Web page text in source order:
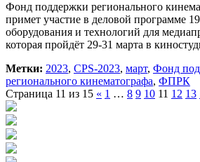
Фонд поддержки регионального
примет участие в деловой программе
оборудования и технологий для
которая пройдёт 29-31 марта в
Метки: 2023, CPS-2023, март, Фонд
регионального кинематографа, ФПРК
Страница 11 из 15 « 1 … 8 9 10 11 12 13